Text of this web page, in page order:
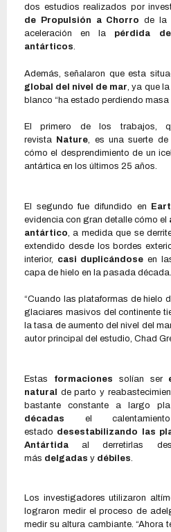
dos estudios realizados por
de Propulsión a Chorro de la
aceleración en la pérdida
antárticos.
Además, señalaron que esta
global del nivel de mar, ya que
blanco “ha estado perdiendo
El primero de los trabajos,
revista Nature, es una suerte de
cómo el desprendimiento de un
antártica en los últimos 25 años.
El segundo fue difundido en
evidencia con gran detalle cómo el
antártico, a medida que se
extendido desde los bordes
interior, casi duplicándose en
capa de hielo en la pasada década.
“Cuando las plataformas de hielo
glaciares masivos del continente
la tasa de aumento del nivel del
autor principal del estudio, Chad
Estas formaciones solían ser
natural
de parto y
bastante constante a largo
décadas el
estado desestabilizando las
Antártida al derretirlas
más delgadas y débiles.
Los investigadores utilizaron
lograron medir el proceso de
medir su altura cambiante. “Ahora